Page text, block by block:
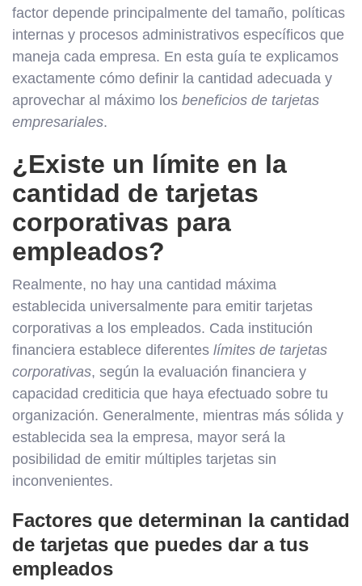
factor depende principalmente del tamaño, políticas
internas y procesos administrativos específicos que
maneja cada empresa. En esta guía te explicamos
exactamente cómo definir la cantidad adecuada y
aprovechar al máximo los beneficios de tarjetas
empresariales.
¿Existe un límite en la
cantidad de tarjetas
corporativas para
empleados?
Realmente, no hay una cantidad máxima
establecida universalmente para emitir tarjetas
corporativas a los empleados. Cada institución
financiera establece diferentes límites de tarjetas
corporativas, según la evaluación financiera y
capacidad crediticia que haya efectuado sobre tu
organización. Generalmente, mientras más sólida y
establecida sea la empresa, mayor será la
posibilidad de emitir múltiples tarjetas sin
inconvenientes.
Factores que determinan la cantidad
de tarjetas que puedes dar a tus
empleados